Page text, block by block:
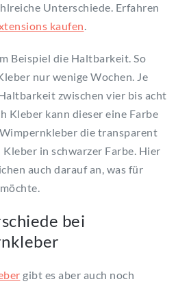
Unterschiede. Erfahren
kaufen.
Beispiel die Haltbarkeit. So
nur wenige Wochen. Je
zwischen vier bis acht
Kleber kann dieser eine Farbe
die transparent
in schwarzer Farbe. Hier
auch darauf an, was für
bei
gibt es aber auch noch